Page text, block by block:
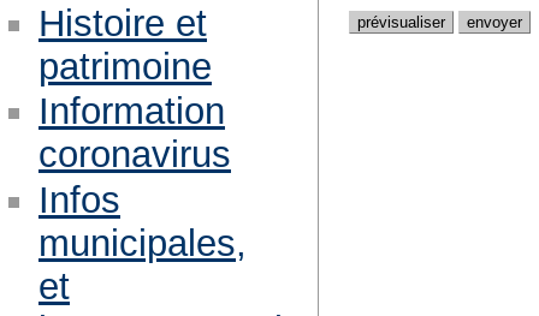
Histoire et
patrimoine
Information
coronavirus
Infos
municipales,
et